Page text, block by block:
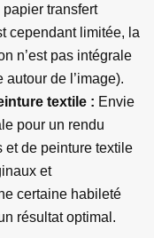
transfert
cependant limitée, la
n’est pas intégrale
de l’image).
textile : Envie
pour un rendu
et de peinture textile
et
certaine habileté
résultat optimal.